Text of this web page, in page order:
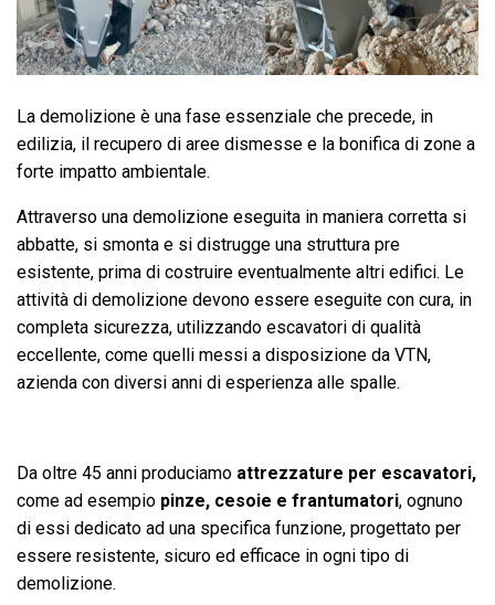
La demolizione è una fase essenziale che precede, in
edilizia, il recupero di aree dismesse e la bonifica di zone a
forte impatto ambientale.
Attraverso una demolizione eseguita in maniera corretta si
abbatte, si smonta e si distrugge una struttura pre
esistente, prima di costruire eventualmente altri edifici. Le
attività di demolizione devono essere eseguite con cura, in
completa sicurezza, utilizzando escavatori di qualità
eccellente, come quelli messi a disposizione da VTN,
azienda con diversi anni di esperienza alle spalle.
Da oltre 45 anni produciamo attrezzature per escavatori,
come ad esempio pinze, cesoie e frantumatori, ognuno
di essi dedicato ad una specifica funzione, progettato per
essere resistente, sicuro ed efficace in ogni tipo di
demolizione.